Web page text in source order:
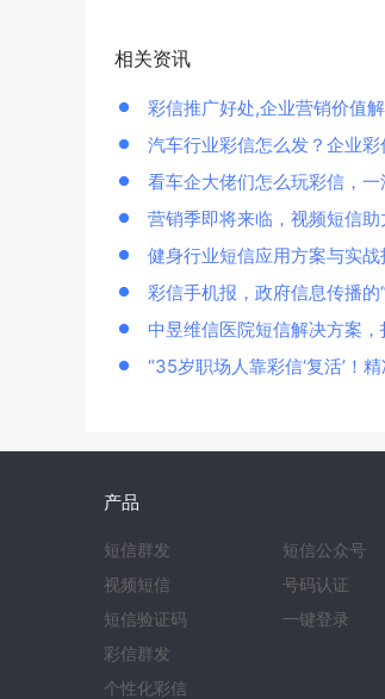
相关资讯
彩信推广好处,企业营销价值
汽车行业彩信怎么发？企业
看车企大佬们怎么玩彩信，
营销季即将来临，视频短信
健身行业短信应用方案与实战
彩信手机报，政府信息传播的
中昱维信医院短信解决方案
“35岁职场人靠彩信‘复活’！
产品
短信群发
视频短信
短信验证码
彩信群发
个性化彩信
短信公众号
号码认证
一键登录